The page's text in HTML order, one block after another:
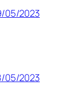
05/2023
05/2023